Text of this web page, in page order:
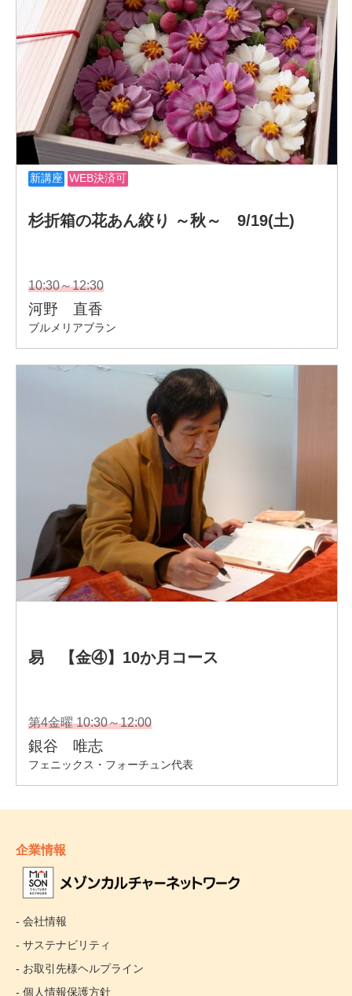
企業情報
- 会社情報
- サステナビリティ
- お取引先様ヘルプライン
- 個人情報保護方針